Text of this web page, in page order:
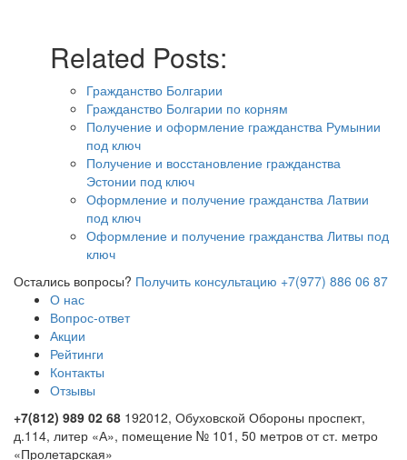
Related Posts:
Гражданство Болгарии
Гражданство Болгарии по корням
Получение и оформление гражданства Румынии
под ключ
Получение и восстановление гражданства
Эстонии под ключ
Оформление и получение гражданства Латвии
под ключ
Оформление и получение гражданства Литвы под
ключ
Остались вопросы?
О нас
Вопрос-ответ
Акции
Рейтинги
Контакты
Отзывы
+7(812) 989 02 68
д.114, литер «А», помещение № 101, 50 метров от ст. метро
«Пролетарская»